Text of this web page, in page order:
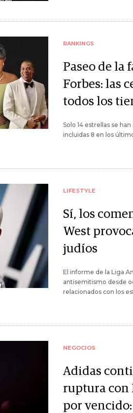
RANKINGS
Paseo de la
Forbes: las
todos los
Solo 14 estrellas se
incluidas 8 en los
LIFESTYLE
Sí, los
West
judíos
El informe de la Liga
antisemitismo desde
relacionados con los
NEGOCIOS
Adidas
ruptura con
por